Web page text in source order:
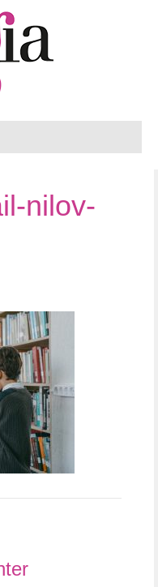
nilov-